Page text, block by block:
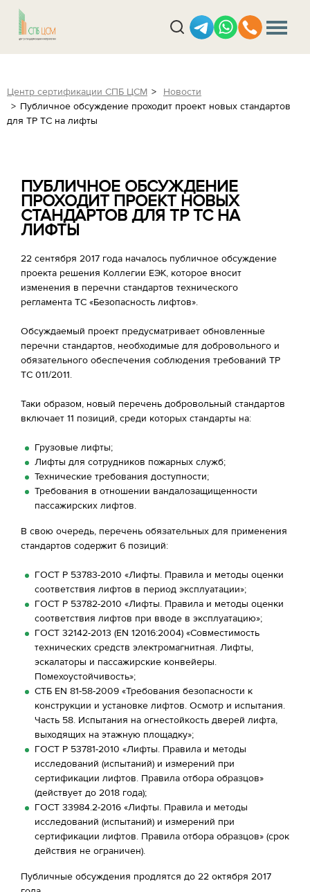
Центр сертификации СПБ ЦСМ
Новости
Публичное обсуждение проходит проект новых стандартов
для ТР ТС на лифты
ПУБЛИЧНОЕ ОБСУЖДЕНИЕ
ПРОХОДИТ ПРОЕКТ НОВЫХ
СТАНДАРТОВ ДЛЯ ТР ТС НА
ЛИФТЫ
22 сентября 2017 года началось публичное обсуждение
проекта решения Коллегии ЕЭК, которое вносит
изменения в перечни стандартов технического
регламента ТС «Безопасность лифтов».
Обсуждаемый проект предусматривает обновленные
перечни стандартов, необходимые для добровольного и
обязательного обеспечения соблюдения требований ТР
ТС 011/2011.
Таки образом, новый перечень добровольный стандартов
включает 11 позиций, среди которых стандарты на:
Грузовые лифты;
Лифты для сотрудников пожарных служб;
Технические требования доступности;
Требования в отношении вандалозащищенности
пассажирских лифтов.
В свою очередь, перечень обязательных для применения
стандартов содержит 6 позиций:
ГОСТ Р 53783-2010 «Лифты. Правила и методы оценки
соответствия лифтов в период эксплуатации»;
ГОСТ Р 53782-2010 «Лифты. Правила и методы оценки
соответствия лифтов при вводе в эксплуатацию»;
ГОСТ 32142-2013 (EN 12016:2004) «Совместимость
технических средств электромагнитная. Лифты,
эскалаторы и пассажирские конвейеры.
Помехоустойчивость»;
СТБ EN 81-58-2009 «Требования безопасности к
конструкции и установке лифтов. Осмотр и испытания.
Часть 58. Испытания на огнестойкость дверей лифта,
выходящих на этажную площадку»;
ГОСТ Р 53781-2010 «Лифты. Правила и методы
исследований (испытаний) и измерений при
сертификации лифтов. Правила отбора образцов»
(действует до 2018 года);
ГОСТ 33984.2-2016 «Лифты. Правила и методы
исследований (испытаний) и измерений при
сертификации лифтов. Правила отбора образцов» (срок
действия не ограничен).
Публичные обсуждения продлятся до 22 октября 2017